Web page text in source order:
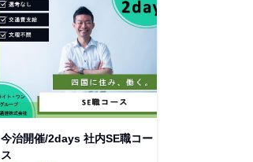
今治開催/2days 社内SE職コー
ス